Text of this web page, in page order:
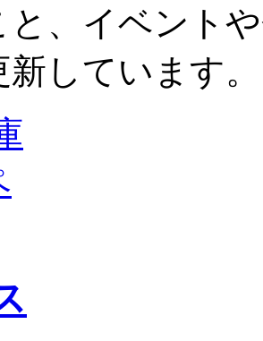
と、イベント
しています。